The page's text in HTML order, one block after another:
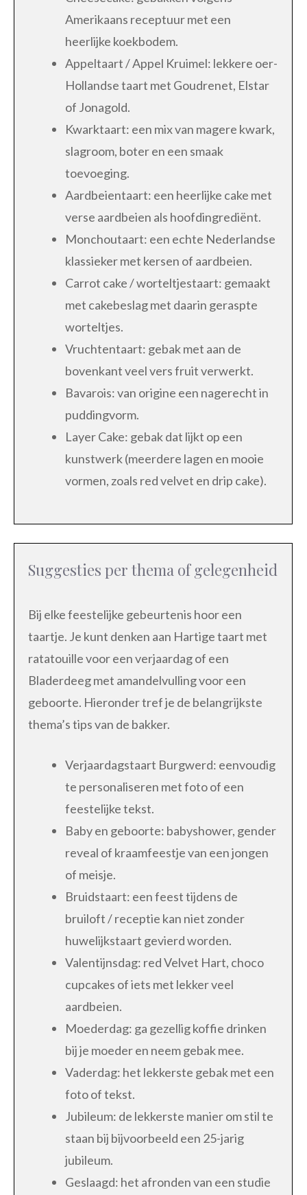
Amerikaans receptuur met een
heerlijke koekbodem.
Appeltaart / Appel Kruimel: lekkere oer-
Hollandse taart met Goudrenet, Elstar
of Jonagold.
Kwarktaart: een mix van magere kwark,
slagroom, boter en een smaak
toevoeging.
Aardbeientaart: een heerlijke cake met
verse aardbeien als hoofdingrediënt.
Monchoutaart: een echte Nederlandse
klassieker met kersen of aardbeien.
Carrot cake / worteltjestaart: gemaakt
met cakebeslag met daarin geraspte
worteltjes.
Vruchtentaart: gebak met aan de
bovenkant veel vers fruit verwerkt.
Bavarois: van origine een nagerecht in
puddingvorm.
Layer Cake: gebak dat lijkt op een
kunstwerk (meerdere lagen en mooie
vormen, zoals red velvet en drip cake).
Suggesties per thema of gelegenheid
Bij elke feestelijke gebeurtenis hoor een
taartje. Je kunt denken aan Hartige taart met
ratatouille voor een verjaardag of een
Bladerdeeg met amandelvulling voor een
geboorte. Hieronder tref je de belangrijkste
thema’s tips van de bakker.
Verjaardagstaart Burgwerd: eenvoudig
te personaliseren met foto of een
feestelijke tekst.
Baby en geboorte: babyshower, gender
reveal of kraamfeestje van een jongen
of meisje.
Bruidstaart: een feest tijdens de
bruiloft / receptie kan niet zonder
huwelijkstaart gevierd worden.
Valentijnsdag: red Velvet Hart, choco
cupcakes of iets met lekker veel
aardbeien.
Moederdag: ga gezellig koffie drinken
bij je moeder en neem gebak mee.
Vaderdag: het lekkerste gebak met een
foto of tekst.
Jubileum: de lekkerste manier om stil te
staan bij bijvoorbeeld een 25-jarig
jubileum.
Geslaagd: het afronden van een studie